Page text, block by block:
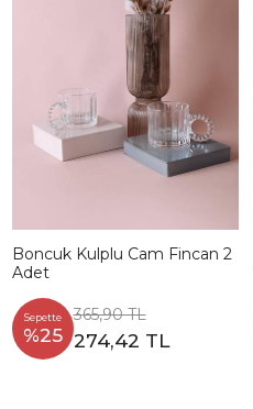
Boncuk Kulplu Cam Fincan 2
Adet
Sepette
%25
365,90 TL
274,42 TL